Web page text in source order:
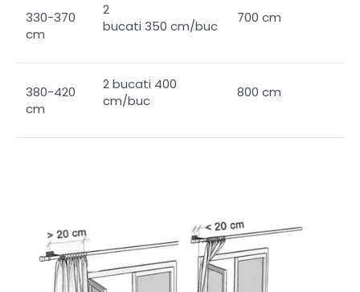
330-370
cm
2
bucati 350 cm/buc
700 cm
380-420
cm
2 bucati 400
cm/buc
800 cm